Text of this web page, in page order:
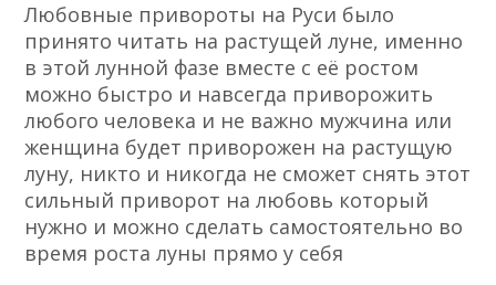
Любовные привороты на Руси было
принято читать на растущей луне, именно
в этой лунной фазе вместе с её ростом
можно быстро и навсегда приворожить
любого человека и не важно мужчина или
женщина будет приворожен на растущую
луну, никто и никогда не сможет снять этот
сильный приворот на любовь который
нужно и можно сделать самостоятельно во
время роста луны прямо у себя